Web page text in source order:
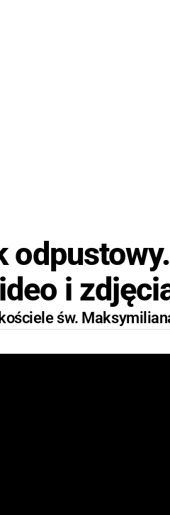
i
św.